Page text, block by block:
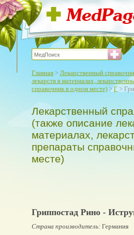
Главная > Лекарственный
лекарств в материалах,
справочник в одном месте) >Г >
Лекарственный
(также описание
материалах,
препараты
месте)
Гриппостад Рино -
Страна производитель: Германия